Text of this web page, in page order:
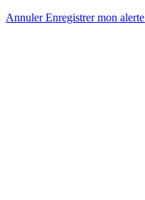
AnnulerEnregistrer mon alerte